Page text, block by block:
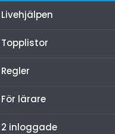
Livehjälpen
Topplistor
Regler
För lärare
2 inloggade